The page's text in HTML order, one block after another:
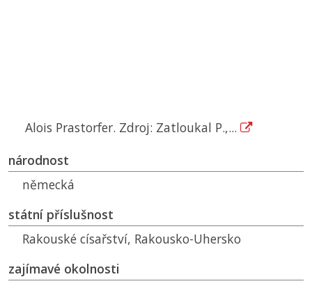
Alois Prastorfer. Zdroj: Zatloukal P.,...
národnost
německá
státní příslušnost
Rakouské císařství, Rakousko-Uhersko
zajímavé okolnosti